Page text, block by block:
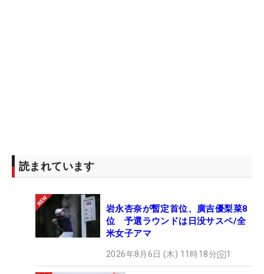
が続くだろう。結婚は私の人生にとってとてつもな
く大きなものだった。親になることがどんなことか
はまだ想像すらできないけどね」。2着目のグリー
ンジャケットと初めての子供を手に入れた王者は、
多少の寝不足でも、これまで以上の強さを発揮する
読まれています
岩永杏奈が暫定首位、廣吉優梨菜8
位 予選ラウンドは日没サスペ/全
米女子アマ
2026年8月6日 (木) 11時18分 1